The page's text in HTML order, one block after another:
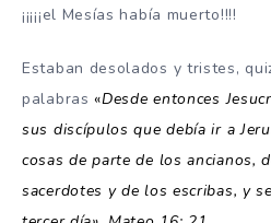
¡¡¡¡¡el Mesías había muerto!!!!
Estaban desolados y tristes,
palabras«Desde entonces
sus discípulos que debía ir a
cosas de parte de los ancianos,
sacerdotes y de los escribas, y